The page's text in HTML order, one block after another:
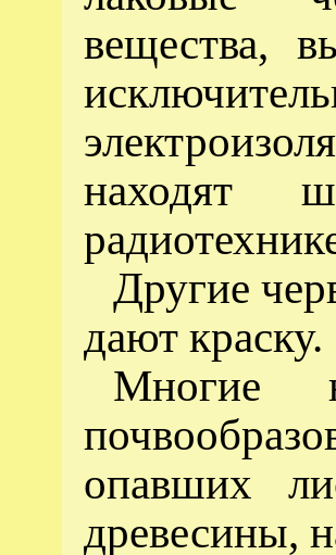
вещества,
находят
Другие
дают краску.
Многие
опавших
древесины,